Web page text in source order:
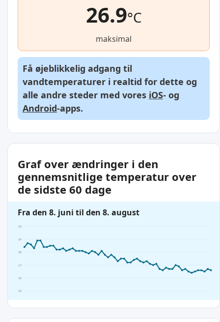
26.9°C
maksimal
Få øjeblikkelig adgang til
vandtemperaturer i realtid for dette og
alle andre steder med vores iOS- og
Android-apps.
Graf over ændringer i den
gennemsnitlige temperatur over
de sidste 60 dage
Fra den 8. juni til den 8. august
25°
26°
27°
28°
29°
30°